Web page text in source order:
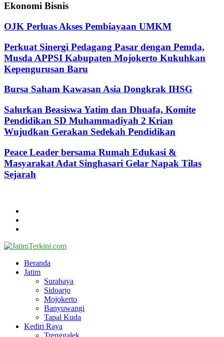
Ekonomi Bisnis
OJK Perluas Akses Pembiayaan UMKM
Perkuat Sinergi Pedagang Pasar dengan Pemda,
Musda APPSI Kabupaten Mojokerto Kukuhkan
Kepengurusan Baru
Bursa Saham Kawasan Asia Dongkrak IHSG
Salurkan Beasiswa Yatim dan Dhuafa, Komite
Pendidikan SD Muhammadiyah 2 Krian
Wujudkan Gerakan Sedekah Pendidikan
Peace Leader bersama Rumah Edukasi &
Masyarakat Adat Singhasari Gelar Napak Tilas
Sejarah
Beranda
Jatim
Surabaya
Sidoarjo
Mojokerto
Banyuwangi
Tapal Kuda
Kediri Raya
Trenggalek